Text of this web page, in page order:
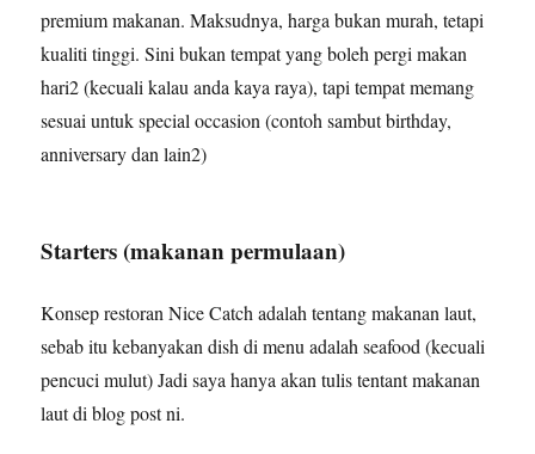
premium makanan. Maksudnya, harga bukan murah, tetapi
kualiti tinggi. Sini bukan tempat yang boleh pergi makan
hari2 (kecuali kalau anda kaya raya), tapi tempat memang
sesuai untuk special occasion (contoh sambut birthday,
anniversary dan lain2)
Starters (makanan permulaan)
Konsep restoran Nice Catch adalah tentang makanan laut,
sebab itu kebanyakan dish di menu adalah seafood (kecuali
pencuci mulut) Jadi saya hanya akan tulis tentant makanan
laut di blog post ni.